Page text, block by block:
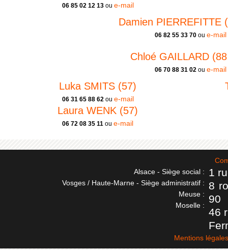
06 85 02 12 13 ou e-mail
Damien PIERREFITTE
06 82 55 33 70 oue-mail
Chloé GAILLARD
06 70 88 31 02 oue-mail
Luka SMITS (57)
06 31 65 88 62 ou e-mail
Laura WENK (57)
06 72 08 35 11 oue-mail
Alsace - Siège social :
Vosges / Haute-Marne - Siège administratif :
Meuse :
Moselle :
1
8
90
46
Mentions légales